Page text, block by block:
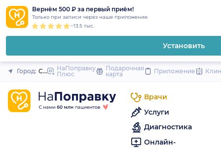
Вернём 500 ₽ за первый приём!
Только при записи через наше приложение
~13.5 тыс.
Установить
Закрыть
Город: Санкт-Петербург
НаПоправку
Плюс
Подарочная
карта
Приложение
Врачи
Услуги
Диагностика
Онлайн-